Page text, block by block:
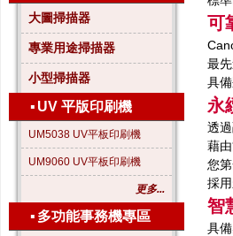
大圖掃描器
專業用途掃描器
小型掃描器
▪ UV 平版印刷機
UM5038 UV平板印刷機
UM9060 UV平板印刷機
更多...
▪ 多功能事務機專區
可
最
具
永
透
藉
您
採
智
具